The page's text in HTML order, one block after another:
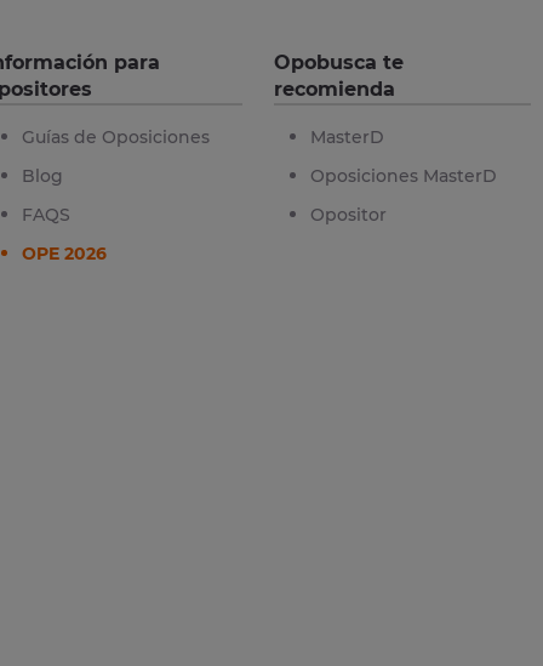
para
Guías de Oposiciones
Blog
FAQS
OPE 2026
Opobusca te
recomienda
MasterD
Oposiciones MasterD
Opositor